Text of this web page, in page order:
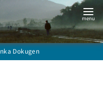
Dokugen